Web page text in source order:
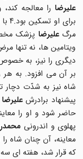
علیرضارا معالجه کند،
برای او تسکین بود.4 با این حال،
مرگعلیرضاپزشک مخصوص
ویتامین ها، نه تنها مرض
دیگری را نیز، به
بر آن می افزود. به هر
شاه نیز به شدّت دچار
پیشنهاد برادرش علیرضا
حاضر شود و او را
پهلوی و اندرونی
معاینه، آن چنان شاه را
که قرار شد، هفته ای سه